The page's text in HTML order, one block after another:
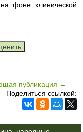
фоне клинической
публикация →
Поделиться ссылкой: